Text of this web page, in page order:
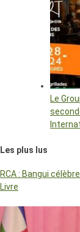
Le
Les plus lus
RCA : Bangui
Livre